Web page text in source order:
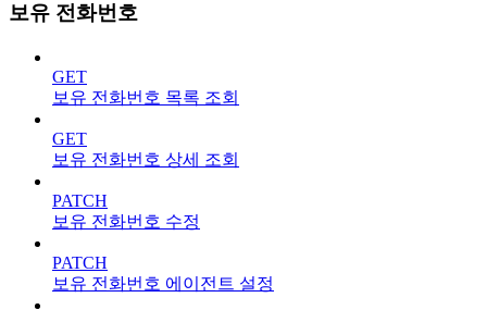
보유 전화번호
GET
보유 전화번호 목록 조회
GET
보유 전화번호 상세 조회
PATCH
보유 전화번호 수정
PATCH
보유 전화번호 에이전트 설정